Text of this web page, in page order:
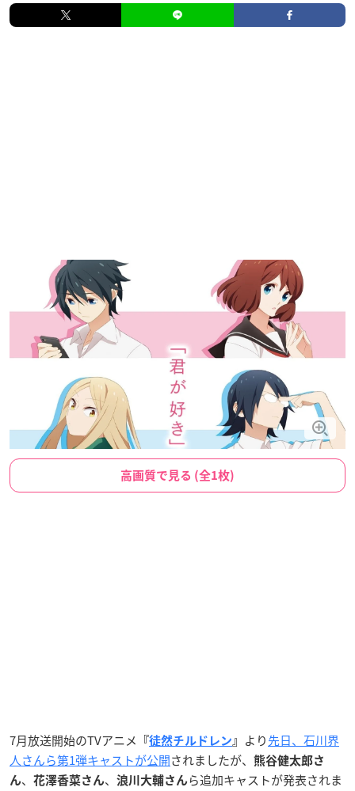
高画質で見る (全1枚)
7月放送開始のTVアニメ 『徒然チルドレン 』 より先日、石川界
人さんら第1弾キャストが公開されましたが、 熊谷健太郎さ
ん、 花澤香菜さん、 浪川大輔さんら追加キャストが発表されま